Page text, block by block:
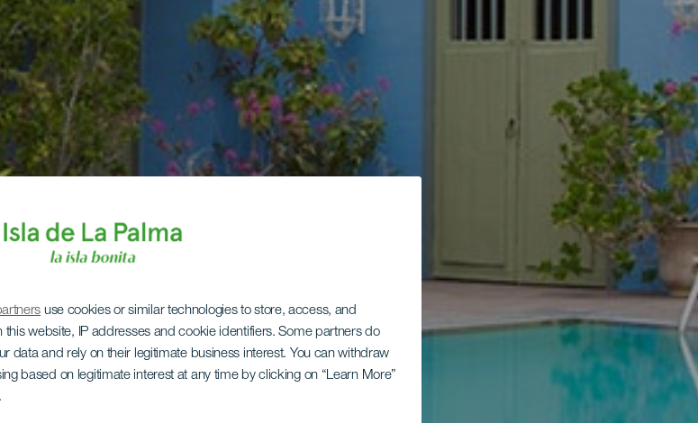
use cookies or similar technologies to store, access, and
website, IP addresses and cookie identifiers. Some partners do
data and rely on their legitimate business interest. You can withdraw
based on legitimate interest at any time by clicking on “Learn More”